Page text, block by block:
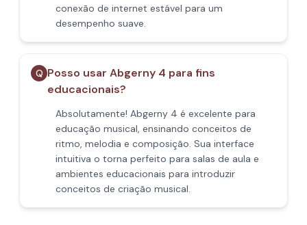
conexão de internet estável para um
desempenho suave.
Q Posso usar Abgerny 4 para fins
educacionais?
Absolutamente! Abgerny 4 é excelente para
educação musical, ensinando conceitos de
ritmo, melodia e composição. Sua interface
intuitiva o torna perfeito para salas de aula e
ambientes educacionais para introduzir
conceitos de criação musical.